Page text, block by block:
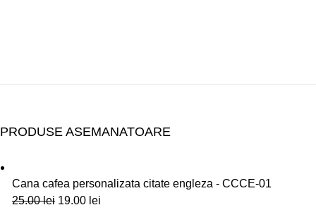
PRODUSE ASEMANATOARE
Cana cafea personalizata citate engleza - CCCE-01
25.00lei 19.00 lei